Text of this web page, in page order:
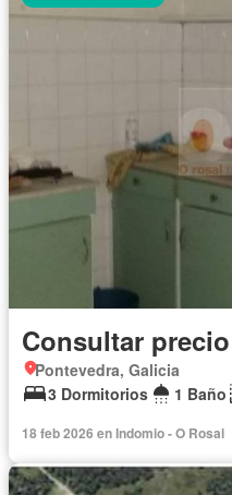
Consultar precio
Pontevedra, Galicia
3 Dormitorios
1 Baño
18 feb 2026 en Indomio - O Rosal